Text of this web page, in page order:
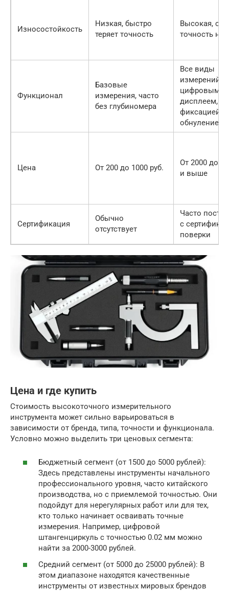
Износостойкость
Низкая, быстро
теряет точность
Высокая,
точность
Функционал
Базовые
измерения, часто
без глубиномера
Все виды
измерений,
цифровым
дисплеем,
фиксацией,
обнулением
Цена От 200 до 1000 руб.
От 2000 до
и выше
Сертификация
Обычно
отсутствует
Часто
с
поверки
Цена и где купить
Стоимость высокоточного измерительного
инструмента может сильно варьироваться в
зависимости от бренда, типа, точности и функционала.
Условно можно выделить три ценовых сегмента:
Бюджетный сегмент (от 1500 до 5000 рублей):
Здесь представлены инструменты начального
профессионального уровня, часто китайского
производства, но с приемлемой точностью. Они
подойдут для нерегулярных работ или для тех,
кто только начинает осваивать точные
измерения. Например, цифровой
штангенциркуль с точностью 0.02 мм можно
найти за 2000-3000 рублей.
Средний сегмент (от 5000 до 25000 рублей): В
этом диапазоне находятся качественные
инструменты от известных мировых брендов